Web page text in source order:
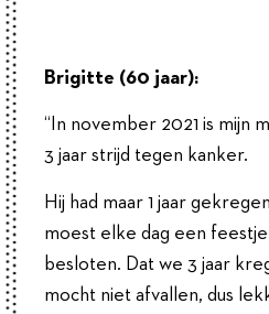
Brigitte (60 jaar):
“In november 2021 is mijn
3 jaar strijd tegen kanker.
Hij had maar 1 jaar
moest elke dag een
besloten. Dat we 3 jaar
mocht niet afvallen, dus